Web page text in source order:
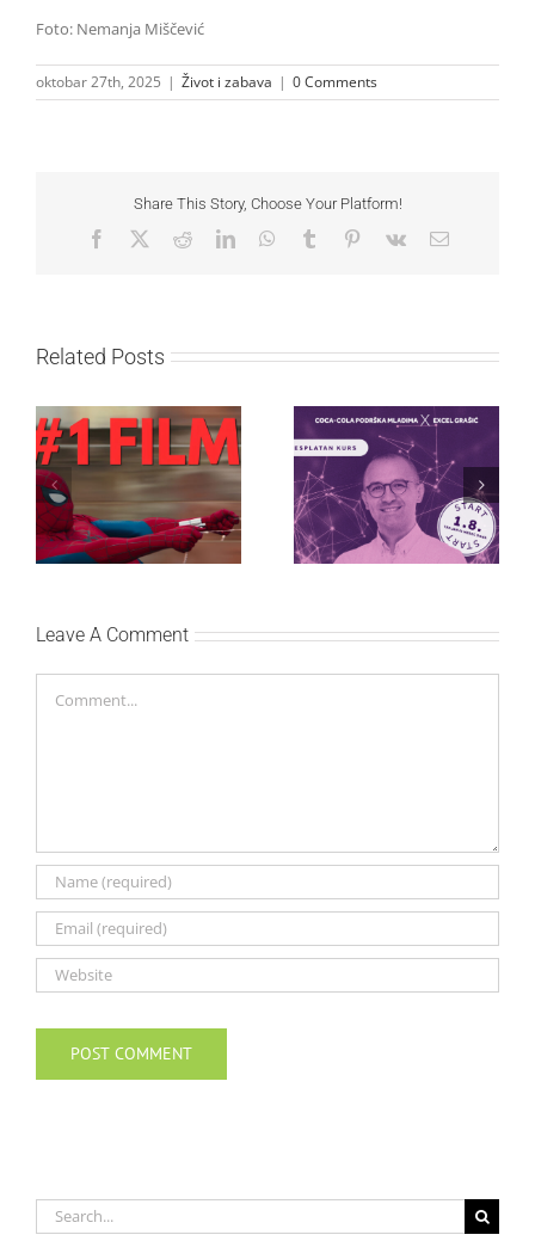
Foto: Nemanja Miščević
oktobar 27th, 2025 | Život i zabava | 0 Comments
Share This Story, Choose Your Platform!
Facebook RedditLinkedInWhatsApp
Tumblr Pinterest
Vk Email
Related Posts
Najuspešnije otvaranje
studijskog filma u Srbiji:
Spajdermen: Novi dan
oborio rekord već prvog
vikenda
Priključi se besplatnoj
regionalnoj AI edukaciji
i nauči kako da
veštačku inteligenciju
primeniš u praksi
Leave A Comment
Search
for: